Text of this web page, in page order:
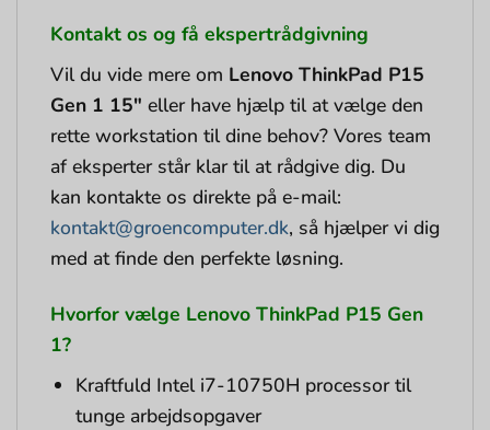
Kontakt os og få ekspertrådgivning
Vil du vide mere om Lenovo ThinkPad P15
Gen 1 15″ eller have hjælp til at vælge den
rette workstation til dine behov? Vores team
af eksperter står klar til at rådgive dig. Du
kan kontakte os direkte på e-mail:
kontakt@groencomputer.dk, så hjælper vi dig
med at finde den perfekte løsning.
Hvorfor vælge Lenovo ThinkPad P15 Gen
1?
Kraftfuld Intel i7-10750H processor til
tunge arbejdsopgaver